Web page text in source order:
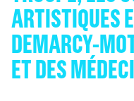
ARTISTIQUES
DEMARCY-
ET DES